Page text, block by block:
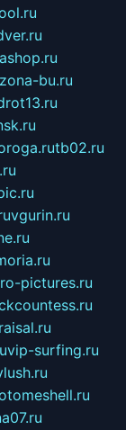
bu.ru
tb02.ru
vgurin.ru
pictures.ru
vip-surfing.ru